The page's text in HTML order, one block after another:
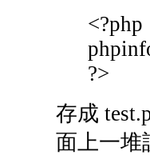
<?php
?>
存成
面上一堆